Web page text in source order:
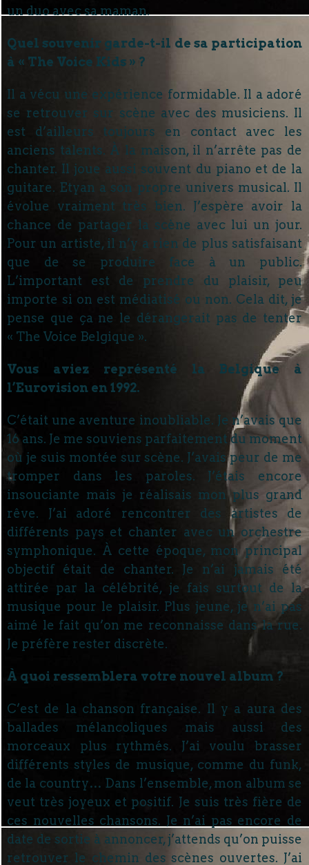
un duo avec sa maman.
Quel souvenir garde-t-il de sa participation
à « The Voice Kids » ?
Il a vécu une expérience formidable. Il a adoré
se retrouver sur scène avec des musiciens. Il
est d’ailleurs toujours en contact avec les
anciens talents. À la maison, il n’arrête pas de
chanter. Il joue aussi souvent du piano et de la
guitare. Etyan a son propre univers musical. Il
évolue vraiment très bien. J’espère avoir la
chance de partager la scène avec lui un jour.
Pour un artiste, il n’y a rien de plus satisfaisant
que de se produire face à un public.
L’important est de prendre du plaisir, peu
importe si on est médiatisé ou non. Cela dit, je
pense que ça ne le dérangerait pas de tenter
« The Voice Belgique ».
Vous aviez représenté la Belgique à
l’Eurovision en 1992.
C’était une aventure inoubliable. Je n’avais que
16 ans. Je me souviens parfaitement du moment
où je suis montée sur scène. J’avais peur de me
tromper dans les paroles. J’étais encore
insouciante mais je réalisais mon plus grand
rêve. J’ai adoré rencontrer des artistes de
différents pays et chanter avec un orchestre
symphonique. À cette époque, mon principal
objectif était de chanter. Je n’ai jamais été
attirée par la célébrité, je fais surtout de la
musique pour le plaisir. Plus jeune, je n’ai pas
aimé le fait qu’on me reconnaisse dans la rue.
Je préfère rester discrète.
À quoi ressemblera votre nouvel album ?
C’est de la chanson française. Il y a aura des
ballades mélancoliques mais aussi des
morceaux plus rythmés. J’ai voulu brasser
différents styles de musique, comme du funk,
de la country… Dans l’ensemble, mon album se
veut très joyeux et positif. Je suis très fière de
ces nouvelles chansons. Je n’ai pas encore de
date de sortie à annoncer, j’attends qu’on puisse
retrouver le chemin des scènes ouvertes. J’ai